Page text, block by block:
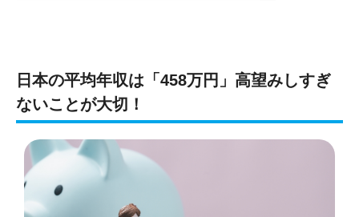
日本の平均年収は「458万円」高望みしすぎ
ないことが大切！